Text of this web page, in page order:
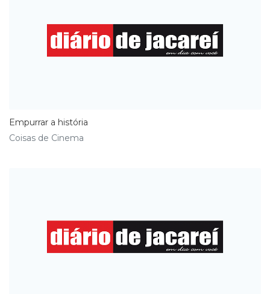
Empurrar a história
Coisas de Cinema